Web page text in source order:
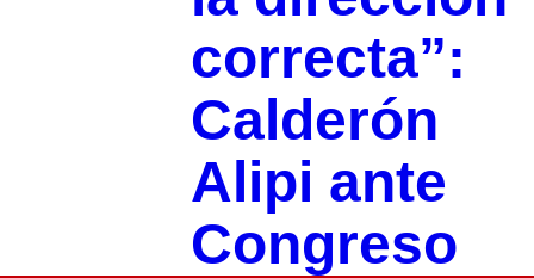
correcta”:
Calderón
Alipi ante
Congreso